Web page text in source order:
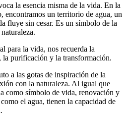
la esencia misma de la vida. En la
encontramos un territorio de agua, un
fluye sin cesar. Es un símbolo de la
para la vida, nos recuerda la
la purificación y la transformación.
a las gotas de inspiración de la
con la naturaleza. Al igual que
como símbolo de vida, renovación y
el agua, tienen la capacidad de